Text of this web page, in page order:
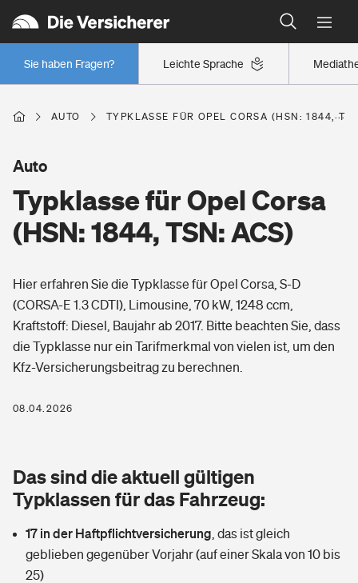
Leichte Sprache
Sie haben Fragen?
Wer versichert was: Jetzt Versicherer finden
Regionalklassen: So ist Ihre Region eingestuft
Wer versichert was: Jetzt Versicherer finden
Berufsunfähigkeitsversicherung
Erwerbsunfähigkeitsversicherung
Grundfähigkeitsversicherung
Arbeitsrechtsschutz
Berufshaftpflichtversicherung
Zur Übersicht
Tools
Wer versichert was: Jetzt Versicherer finden
Wohnen
Elementarversicherung
Glasversicherung
Mietkautionsversicherung
Freizeit
Pri­vate Haft­pflicht­
Kinderunfall­ver­si­che­rung
Kinderinvalidität
Gesundheit
Private Krankenversicherung
Dread-Disease-Versicherung
Tierkrankenversicherung
Zur Übersicht
AUTO TYPKLASSE FÜR OPEL CORSA (HSN: 1844,
Typklasse für Opel Corsa
(HSN: 1844, TSN: ACS)
Auto
Hier erfahren Sie die Typklasse für Opel Corsa, S-D
(CORSA-E 1.3 CDTI), Limousine, 70 kW, 1248 ccm,
Kraftstoff: Diesel, Baujahr ab 2017. Bitte beachten Sie, dass
die Typklasse nur ein Tarifmerkmal von vielen ist, um den
Kfz-Versicherungsbeitrag zu berechnen.
08.04.2026
Das sind die aktuell gültigen
Typklassen für das Fahrzeug:
17 in der Haftpflichtversicherung das ist gleich
geblieben gegenüber Vorjahr (auf einer Skala von 10 bis
25)